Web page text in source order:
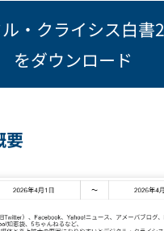
ル・クライシス白書
をダウンロード
要